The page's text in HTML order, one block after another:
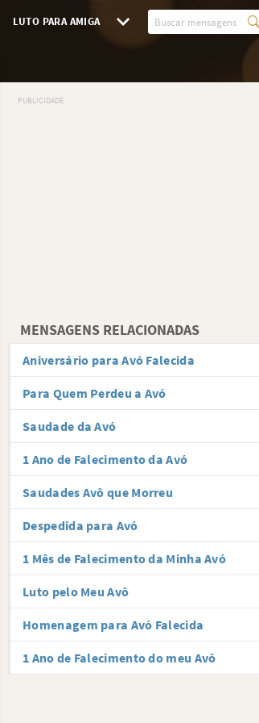
LUTO PARA AMIGA
MENSAGENS RELACIONADAS
Aniversário para Avó Falecida
Para Quem Perdeu a Avó
Saudade da Avó
1 Ano de Falecimento da Avó
Saudades Avô que Morreu
Despedida para Avó
1 Mês de Falecimento da Minha Avó
Luto pelo Meu Avô
Homenagem para Avó Falecida
1 Ano de Falecimento do meu Avô